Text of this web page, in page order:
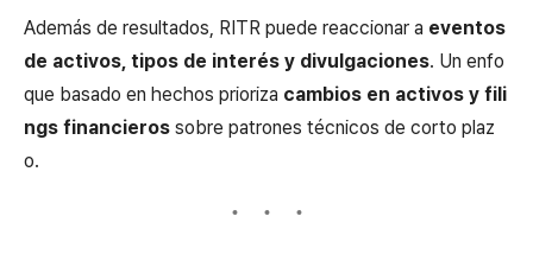
Además de resultados, RITR puede reaccionar a eventos
de activos, tipos de interés y divulgaciones. Un enfo
que basado en hechos prioriza cambios en activos y fili
ngs financieros sobre patrones técnicos de corto plaz
o.